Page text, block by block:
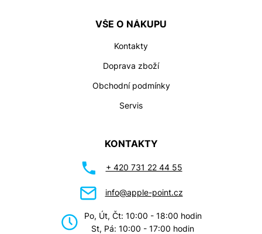
VŠE O NÁKUPU
Kontakty
Doprava zboží
Obchodní podmínky
Servis
KONTAKTY
+ 420 731 22 44 55
info@apple-point.cz
Po, Út, Čt: 10:00 - 18:00 hodin
St, Pá: 10:00 - 17:00 hodin